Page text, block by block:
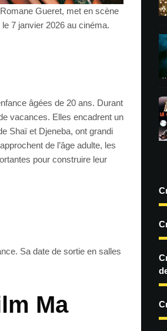
Gueret, met en scène
7 janvier 2026 au cinéma.
âgées de 20 ans. Durant
vacances. Elles encadrent un
Shaï et Djeneba, ont grandi
de l’âge adulte, les
pour construire leur
Sa date de sortie en salles
Ma